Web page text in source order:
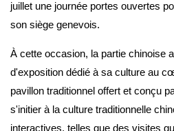
juillet une journée portes ouvertes
son siège genevois.
À cette occasion, la partie chinoise
d'exposition dédié à sa culture au
pavillon traditionnel offert et conçu
s'initier à la culture traditionnelle
interactives, telles que des visites